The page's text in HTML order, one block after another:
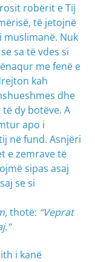
robërit e Tij
të jetojnë
muslimanë. Nuk
sa të vdes si
me fenë e
kah
dhe
dy botëve. A
apo i
në fund. Asnjëri
e zemrave të
sipas asaj
se si
thotë: “Veprat
i kanë